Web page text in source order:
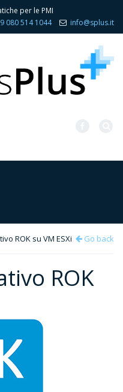
per le PMI
080 514 1044
info@splus.it
ROK su VM ESXi Go back
ROK